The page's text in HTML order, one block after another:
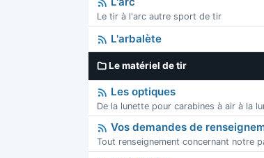
Le tir à l'arc autre sport de tir
L'arbalète
Le matériel de tir
Les optiques
De la lunette pour carabines à air à la
Vos demandes de
Tout renseignement concernant notre